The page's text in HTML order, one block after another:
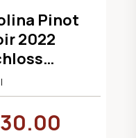
Pinot
2022
30.00